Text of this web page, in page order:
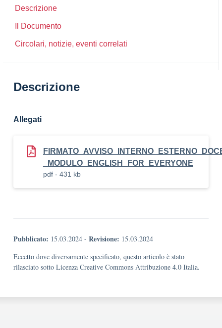
Descrizione
Il Documento
Circolari, notizie, eventi correlati
Descrizione
Allegati
_MODULO_ENGLISH_FOR_EVERYONE
pdf - 431 kb
Pubblicato: 15.03.2024 - Revisione: 15.03.2024
Eccetto dove diversamente specificato, questo articolo è stato
rilasciato sotto Licenza Creative Commons Attribuzione 4.0 Italia.